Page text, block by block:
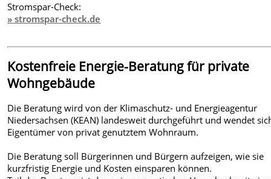
Stromspar-Check:
» stromspar-check.de
Kostenfreie Energie-Beratung für private
Wohngebäude
Die Beratung wird von der Klimaschutz- und Energieagentur
Niedersachsen (KEAN) landesweit durchgeführt und wendet
Eigentümer von privat genutztem Wohnraum.
Die Beratung soll Bürgerinnen und Bürgern aufzeigen, wie sie
kurzfristig Energie und Kosten einsparen können.